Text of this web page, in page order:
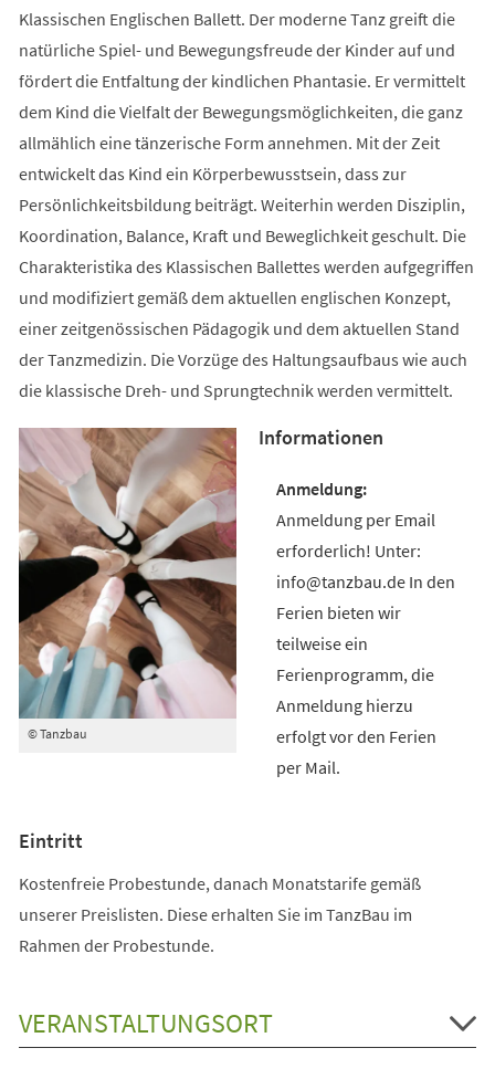
Klassischen Englischen Ballett. Der moderne Tanz greift die
natürliche Spiel- und Bewegungsfreude der Kinder auf und
fördert die Entfaltung der kindlichen Phantasie. Er vermittelt
dem Kind die Vielfalt der Bewegungsmöglichkeiten, die ganz
allmählich eine tänzerische Form annehmen. Mit der Zeit
entwickelt das Kind ein Körperbewusstsein, dass zur
Persönlichkeitsbildung beiträgt. Weiterhin werden Disziplin,
Koordination, Balance, Kraft und Beweglichkeit geschult. Die
Charakteristika des Klassischen Ballettes werden aufgegriffen
und modifiziert gemäß dem aktuellen englischen Konzept,
einer zeitgenössischen Pädagogik und dem aktuellen Stand
der Tanzmedizin. Die Vorzüge des Haltungsaufbaus wie auch
die klassische Dreh- und Sprungtechnik werden vermittelt.
© Tanzbau
Informationen
Anmeldung per Email
erforderlich! Unter:
info@tanzbau.de In den
Ferien bieten wir
teilweise ein
Ferienprogramm, die
Anmeldung hierzu
erfolgt vor den Ferien
per Mail.
Eintritt
Kostenfreie Probestunde, danach Monatstarife gemäß
unserer Preislisten. Diese erhalten Sie im TanzBau im
Rahmen der Probestunde.
VERANSTALTUNGSORT